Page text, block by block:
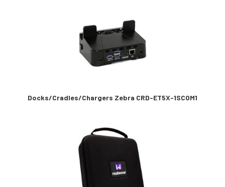
Docks/Cradles/Chargers Zebra CRD-ET5X-1SCOM1